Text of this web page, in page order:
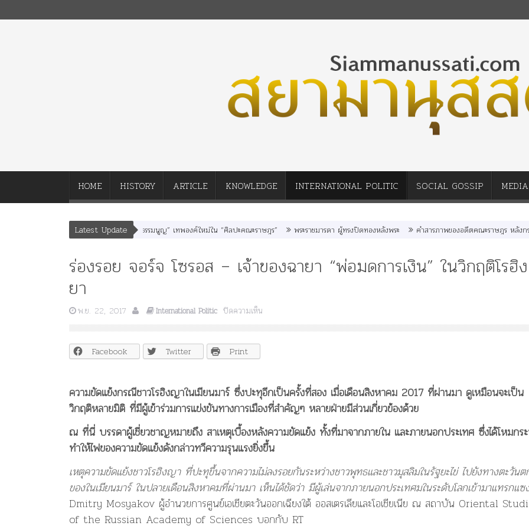
HOME HISTORY ARTICLE KNOWLEDGE INTERNATIONAL POLITIC SOCIAL GOSSIP MEDIA
Latest Update
หเสนา” “อรุณเทพบุตร” และ “เทพีรัฐธรรมนูญ” เทพองค์ใหม่ใน “ศิลปะคณะราษฎร” พระราชมารดา ผู้ทรงปิดทองหลังพระ คำสารภาพของอดีตคณะราษฎร หลังกระทำมิบั
ร่องรอย จอร์จ โซรอส – เจ้าของฉายา “พ่อมดการเงิน” ในวิกฤติโรฮิง
ยา
พ.ย. 22, 2017 International Politic ปิดความเห็น
ร่อง
รอย
เจ้าของ
ฉายา
“พ่อ
มด
การ
เงิน”
วิกฤติ
โร
ฮิง
ยา
Facebook Twitter Print
ความขัดแย้งกรณีชาวโรฮิงญาในเมียนมาร์ ซึ่งปะทุอีกเป็นครั้งที่สอง เมื่อเดือนสิงหาคม 2017 ที่ผ่านมา ดูเหมือนจะเป็น
วิกฤติหลายมิติ ที่มีผู้เข้าร่วมการแข่งขันทางการเมืองที่สำคัญๆ หลายฝ่ายมีส่วนเกี่ยวข้องด้วย
ณ ที่นี่ บรรดาผู้เชี่ยวชาญหมายถึง สาเหตุเบื้องหลังความขัดแย้ง ทั้งที่มาจากภายใน และภายนอกประเทศ ซึ่งได้โหมกร
ทำให้ไฟของความขัดแย้งดังกล่าวทวีความรุนแรงยิ่งขึ้น
เหตุความขัดแย้งชาวโรฮิงญา ที่ปะทุขึ้นจากความไม่ลงรอยกันระหว่างชาวพุทธและชาวมุสลิมในรัฐยะไข่ ไปยังทางตะวัน
ของในเมียนมาร์ ในปลายเดือนสิงหาคมที่ผ่านมา เห็นได้ชัดว่า มีผู้เล่นจากภายนอกประเทศมในระดับโลกเข้ามาแทรกแซ
Dmitry Mosyakov ผู้อำนวยการศูนย์เอเชียตะวันออกเฉียงใต้ ออสเตรเลียและโอเชียเนีย ณ สถาบัน Oriental
of the Russian Academy of Sciences บอกกับ RT
และ “เทพีรัฐธรรมนูญ
องค์ใหม่ใน “ศิลปะคณะ